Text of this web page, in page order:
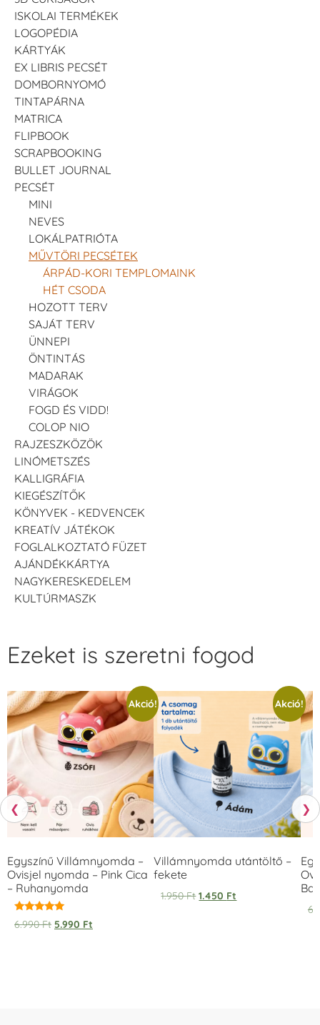
ISKOLAI TERMÉKEK
LOGOPÉDIA
KÁRTYÁK
EX LIBRIS PECSÉT
DOMBORNYOMÓ
TINTAPÁRNA
MATRICA
FLIPBOOK
SCRAPBOOKING
BULLET JOURNAL
PECSÉT
MINI
NEVES
LOKÁLPATRIÓTA
MŰVTÖRI PECSÉTEK
ÁRPÁD-KORI TEMPLOMAINK
HÉT CSODA
HOZOTT TERV
SAJÁT TERV
ÜNNEPI
ÖNTINTÁS
MADARAK
VIRÁGOK
FOGD ÉS VIDD!
COLOP NIO
RAJZESZKÖZÖK
LINÓMETSZÉS
KALLIGRÁFIA
KIEGÉSZÍTŐK
KÖNYVEK - KEDVENCEK
KREATÍV JÁTÉKOK
FOGLALKOZTATÓ FÜZET
AJÁNDÉKKÁRTYA
NAGYKERESKEDELEM
KULTÚRMASZK
❮
Ezeket is szeretni fogod
Akció!
Egyszínű Villámnyomda –
Ovisjel nyomda – Pink Cica
– Ruhanyomda
Értékelés:
5.00
6.990Ft 5.990 Ft
Akció!
Villámnyomda utántöltő –
fekete
1.950Ft 1.450 Ft
❯